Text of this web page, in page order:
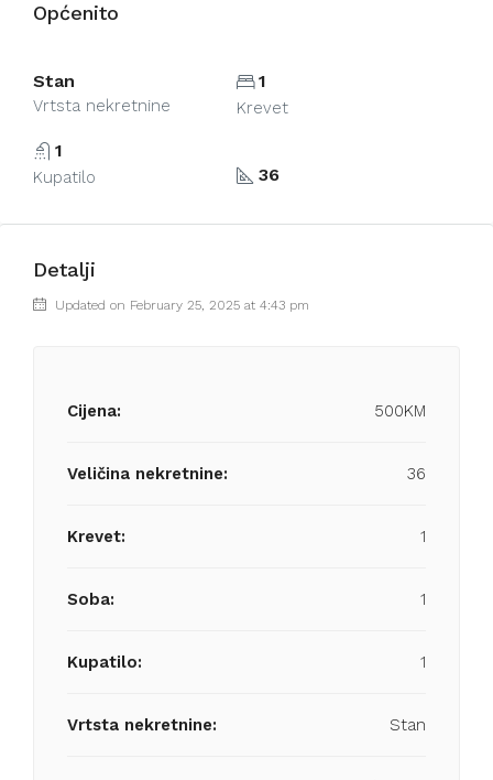
Općenito
Stan
Vrtsta nekretnine
1
Krevet
1
Kupatilo 36
Detalji
Updated on February 25, 2025 at 4:43 pm
Cijena: 500KM
Veličina nekretnine: 36
Krevet: 1
Soba: 1
Kupatilo: 1
Vrtsta nekretnine: Stan